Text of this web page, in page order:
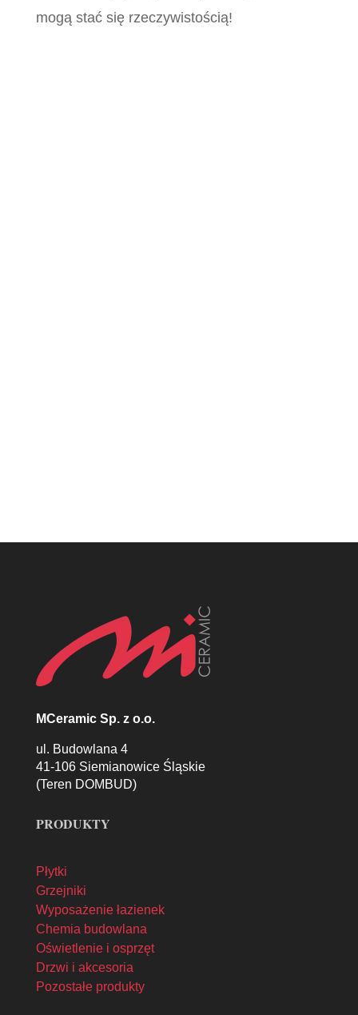
mogą stać się rzeczywistością!
MCeramic Sp. z o.o.
ul. Budowlana 4
41-106 Siemianowice Śląskie
(Teren DOMBUD)
PRODUKTY
Płytki
Grzejniki
Wyposażenie łazienek
Chemia budowlana
Oświetlenie i osprzęt
Drzwi i akcesoria
Pozostałe produkty